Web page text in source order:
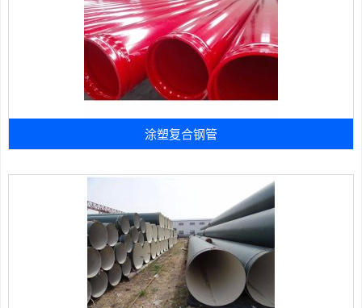
涂塑复合钢管